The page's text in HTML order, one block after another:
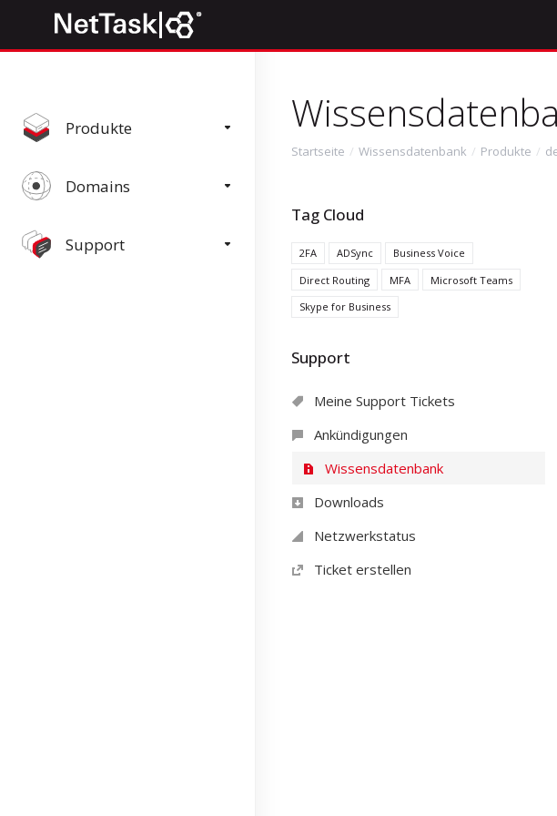
Produkte
Domains
Support
Startseite Wissensdatenbank Produkte
Tag Cloud
2FA ADSync
Business Voice
Direct Routing
MFA
Microsoft Teams
Skype for Business
Support
Meine Support Tickets
Ankündigungen
Wissensdatenbank
Downloads
Netzwerkstatus
Ticket erstellen